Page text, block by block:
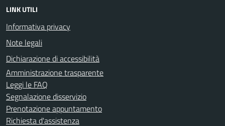
LINK UTILI
Informativa privacy
Note legali
Dichiarazione di accessibilità
Amministrazione trasparente
Leggi le FAQ
Segnalazione disservizio
Prenotazione appuntamento
Richiesta d'assistenza